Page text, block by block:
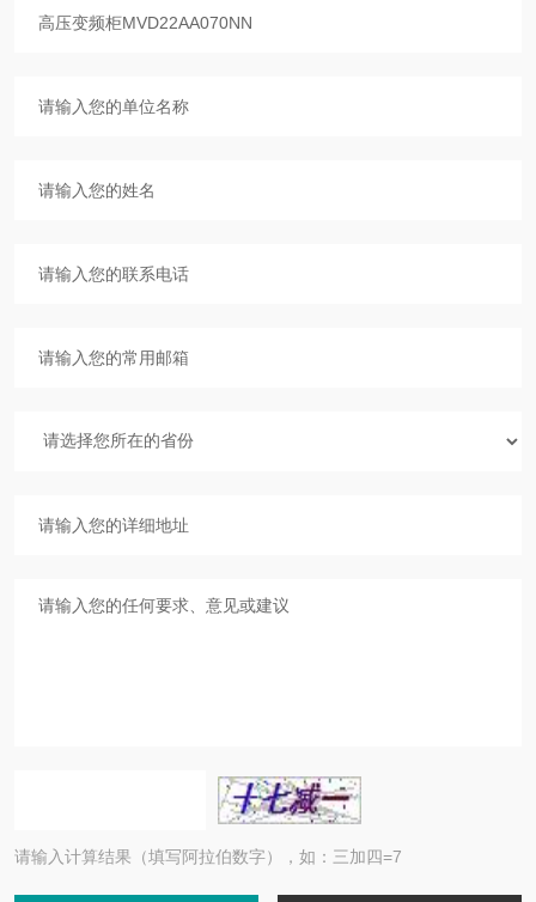
请输入计算结果（填写阿拉伯数字），如：三加四=7